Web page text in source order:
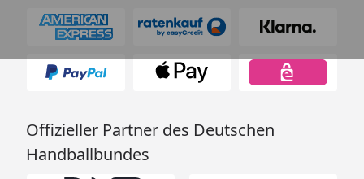
Offizieller Partner des Deutschen
Handballbundes